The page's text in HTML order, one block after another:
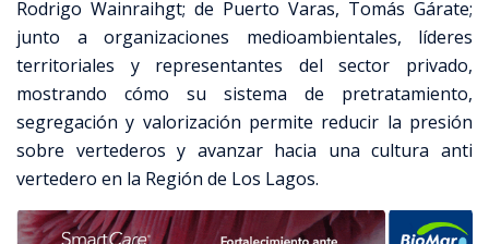
Rodrigo Wainraihgt; de Puerto Varas, Tomás Gárate;
junto a organizaciones medioambientales, líderes
territoriales y representantes del sector privado,
mostrando cómo su sistema de pretratamiento,
segregación y valorización permite reducir la presión
sobre vertederos y avanzar hacia una cultura anti
vertedero en la Región de Los Lagos.